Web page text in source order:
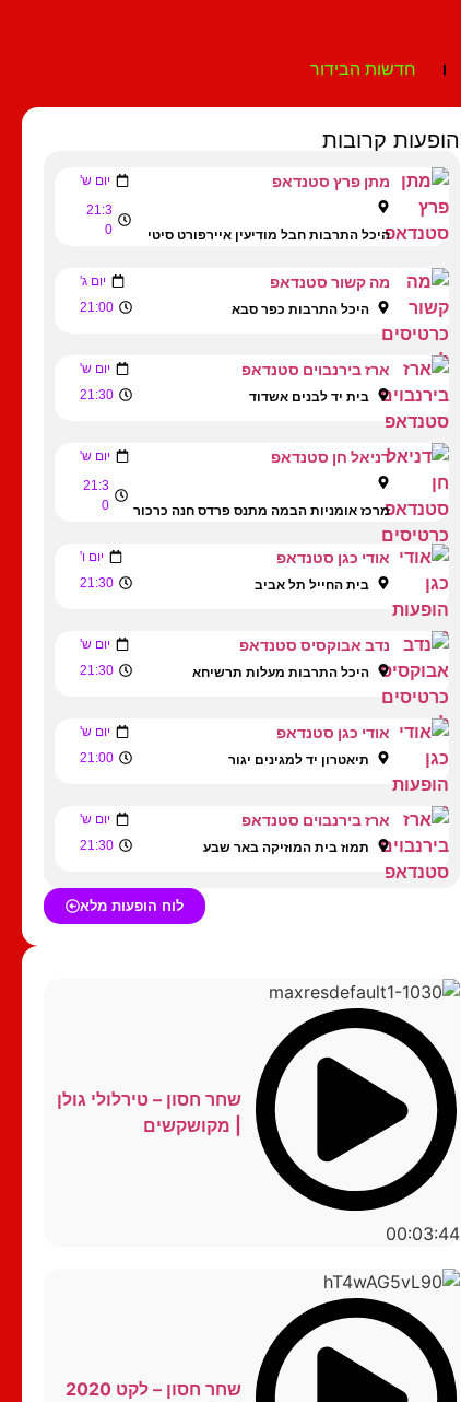
חדשות הבידור
הופעות קרובות
מתן פרץ סטנדאפ יום ש'
היכל התרבות חבל מודיעין איירפורט סיטי
21:3
0
מה קשור סטנדאפ יום ג'
היכל התרבות כפר סבא 21:00
ארז בירנבוים סטנדאפ יום ש'
בית יד לבנים אשדוד 21:30
דניאל חן סטנדאפ יום ש'
מרכז אומניות הבמה מתנס פרדס חנה כרכור
21:3
0
אודי כגן סטנדאפ יום ו'
בית החייל תל אביב 21:30
נדב אבוקסיס סטנדאפ יום ש'
היכל התרבות מעלות תרשיחא 21:30
אודי כגן סטנדאפ יום ש'
תיאטרון יד למגינים יגור 21:00
ארז בירנבוים סטנדאפ יום ש'
תמוז בית המוזיקה באר שבע 21:30
לוח הופעות מלא
00:03:44
שחר חסון – טירלולי גולן
| מקושקשים
שחר חסון – לקט 2020